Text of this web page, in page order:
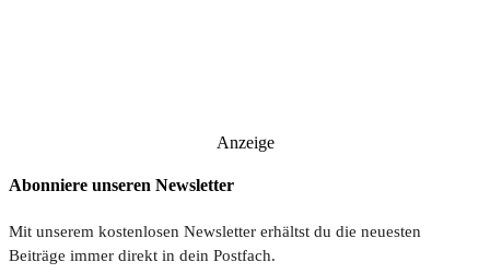
Anzeige
Abonniere unseren Newsletter
Mit unserem kostenlosen Newsletter erhältst du die neuesten
Beiträge immer direkt in dein Postfach.